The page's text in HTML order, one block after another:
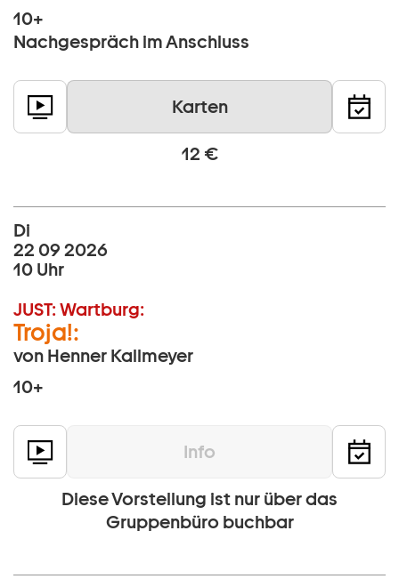
10+
Nachgespräch im Anschluss
Karten
12 €
Di
22 09 2026
10 Uhr
JUST: Wartburg:
Troja!:
von Henner Kallmeyer
10+
Info
Diese Vorstellung ist nur über das
Gruppenbüro buchbar